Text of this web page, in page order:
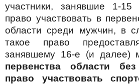
участники, занявшие 1-15
право участвовать в
области среди мужчин, в
такое право
занявшему 16-е (и далее)
первенства области
право участвовать